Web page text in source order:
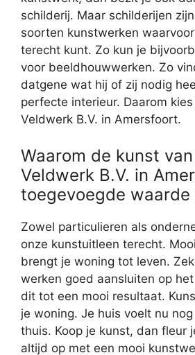
schilderij. Maar schilderijen
soorten kunstwerken
terecht kunt. Zo kun je
voor beeldhouwwerken. Zo
datgene wat hij of zij nodig
perfecte interieur. Daarom
Veldwerk B.V. in Amersfoort.
Waarom de kunst
Veldwerk B.V. in
toegevoegde waarde
Zowel particulieren als
onze kunstuitleen terecht.
brengt je woning tot leven.
werken goed aansluiten op
dit tot een mooi resultaat.
je woning. Je huis voelt nu
thuis. Koop je kunst, dan fleur
altijd op met een mooi